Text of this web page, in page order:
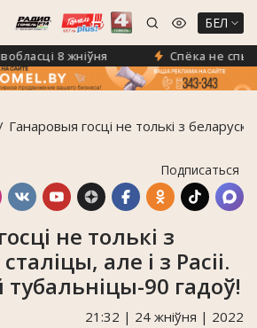
БЕЛ
8 жніўня Спёка не
Ганаровыя госці не толькі з
Подписаться
не толькі з
але і з Расіі.
90 гадоў!
21:32 | 24 жніўня | 2022